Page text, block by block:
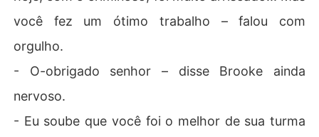
você fez um ótimo trabalho – falou com
orgulho.
- O-obrigado senhor – disse Brooke ainda
nervoso.
- Eu soube que você foi o melhor de sua turma